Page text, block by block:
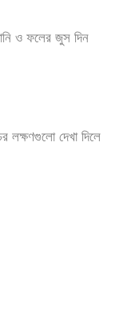
ও ফলের জুস দিন
লক্ষণগুলো দেখা দিলে